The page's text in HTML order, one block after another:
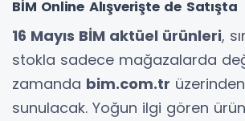
BİM Online Alışverişte de Satışta
16 Mayıs BİM aktüel ürünleri,
stokla sadece mağazalarda
zamanda bim.com.tr
sunulacak. Yoğun ilgi gören